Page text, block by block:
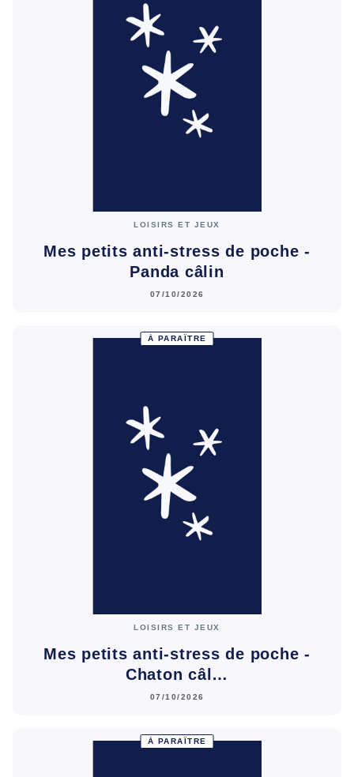
LOISIRS ET JEUX
Mes petits anti-stress de poche -
Panda câlin
07/10/2026
À PARAÎTRE
LOISIRS ET JEUX
Mes petits anti-stress de poche -
Chaton câl…
07/10/2026
À PARAÎTRE